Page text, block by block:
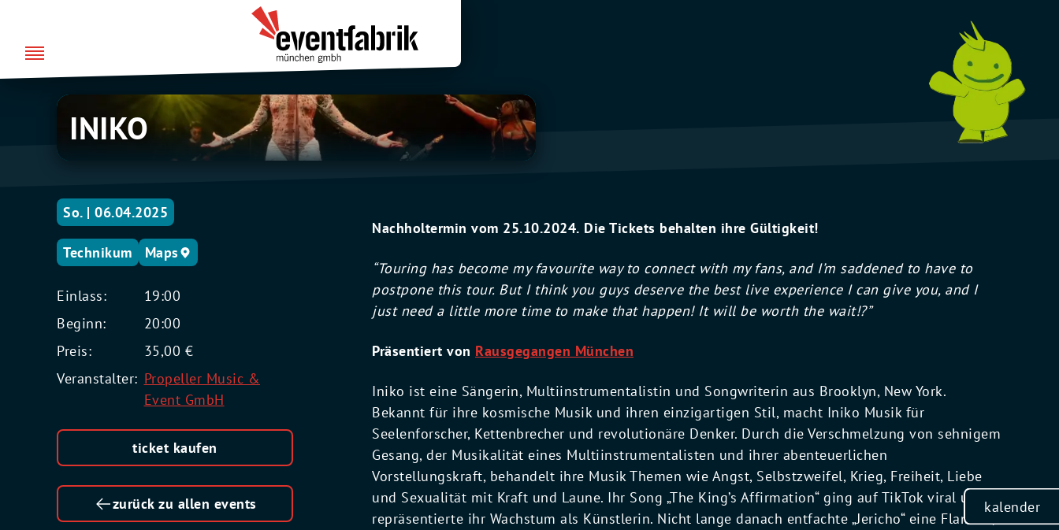
springen
kalender
INIKO
INIKO
Nachholtermin vom 25.10.2024. Die Tickets behalten ihre Gültigkeit!
“Touring has become my favourite way to connect with my fans, and I’m saddened to have to
postpone this tour. But I think you guys deserve the best live experience I can give you, and I
just need a little more time to make that happen! It will be worth the wait!?”
Präsentiert von Rausgegangen München
Iniko ist eine Sängerin, Multiinstrumentalistin und Songwriterin aus Brooklyn, New York.
Bekannt für ihre kosmische Musik und ihren einzigartigen Stil, macht Iniko Musik für
Seelenforscher, Kettenbrecher und revolutionäre Denker. Durch die Verschmelzung von sehnigem
Gesang, der Musikalität eines Multiinstrumentalisten und ihrer abenteuerlichen
Vorstellungskraft, behandelt ihre Musik Themen wie Angst, Selbstzweifel, Krieg, Freiheit, Liebe
und Sexualität mit Kraft und Laune. Ihr Song „The King’s Affirmation“ ging auf TikTok viral und
repräsentierte ihr Wachstum als Künstlerin. Nicht lange danach entfachte „Jericho“ eine Flamme,
So. | 06.04.2025
Technikum Maps
Einlass:
19:00
Beginn:
20:00
Preis:
35,00 €
Veranstalter: Propeller Music &
Event GmbH
ticket kaufen
zurück zu allen events